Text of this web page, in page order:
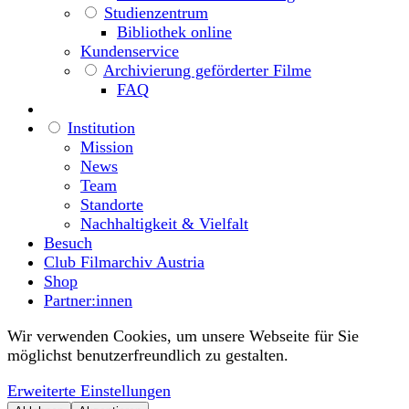
Studienzentrum
Bibliothek online
Kundenservice
Archivierung geförderter Filme
FAQ
Institution
Mission
News
Team
Standorte
Nachhaltigkeit & Vielfalt
Besuch
Club Filmarchiv Austria
Shop
Partner:innen
Wir verwenden Cookies, um unsere Webseite für Sie
möglichst benutzerfreundlich zu gestalten.
Erweiterte Einstellungen